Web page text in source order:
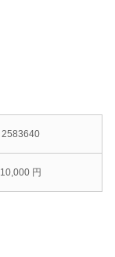
2583640
10,000 円